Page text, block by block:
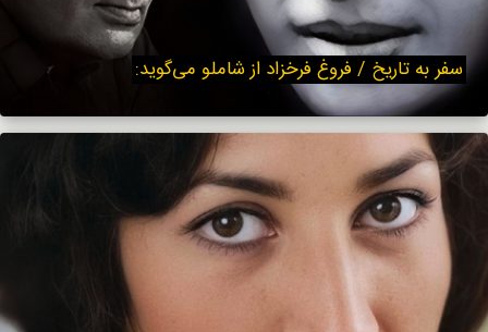
سفر به تاریخ / فروغ فرخزاد از شاملو می‌گوید: